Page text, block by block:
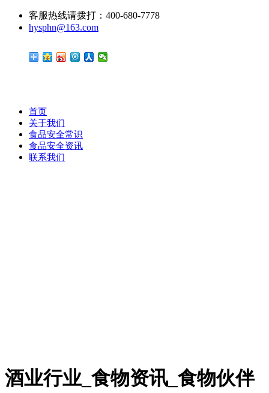
客服热线请拨打：400-680-7778
hysphn@163.com
首页
关于我们
食品安全常识
食品安全资讯
联系我们
酒业行业_食物资讯_食物伙伴